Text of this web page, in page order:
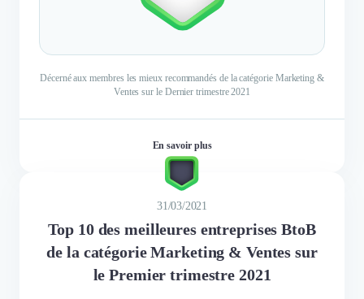
Décerné aux membres les mieux recommandés de la catégorie Marketing &
Ventes sur le Dernier trimestre 2021
En savoir plus
31/03/2021
Top 10 des meilleures entreprises BtoB
de la catégorie Marketing & Ventes sur
le Premier trimestre 2021